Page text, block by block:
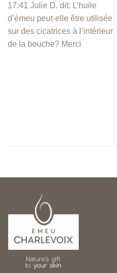
17:41 Julie D. dit: L’huile
d’émeu peut-elle être utilisée
sur des cicatrices à l’intérieur
de la bouche? Merci